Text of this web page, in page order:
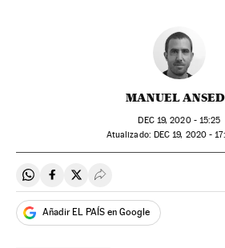
MANUEL
DEC19, 2020 - 15:25
atualizado: DEC 19, 2020 -
Compartir en Whatsapp
Compartir en Facebook
Compartir en Twitter
Desplegar Redes
Añadir EL PAÍS en Google